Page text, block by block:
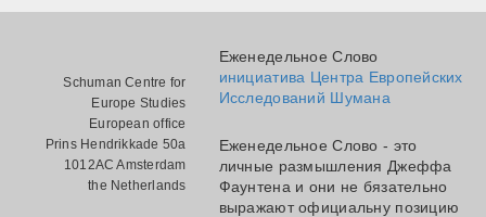
Schuman Centre for
Europe Studies
European office
Prins Hendrikkade 50a
1012AC Amsterdam
the Netherlands
Еженедельное Слово
инициатива Центра Европейских
Исследований Шумана
Еженедельное Слово - это
личные размышления Джеффа
Фаунтена и они не бязательно
выражают официальну позицию